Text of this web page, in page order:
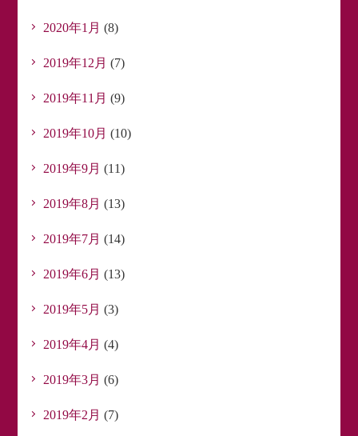
2020年1月 (8)
2019年12月 (7)
2019年11月 (9)
2019年10月 (10)
2019年9月 (11)
2019年8月 (13)
2019年7月 (14)
2019年6月 (13)
2019年5月 (3)
2019年4月 (4)
2019年3月 (6)
2019年2月 (7)